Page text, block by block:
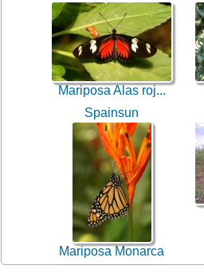
Mariposa Alas roj...
Spainsun
Mariposa Monarca